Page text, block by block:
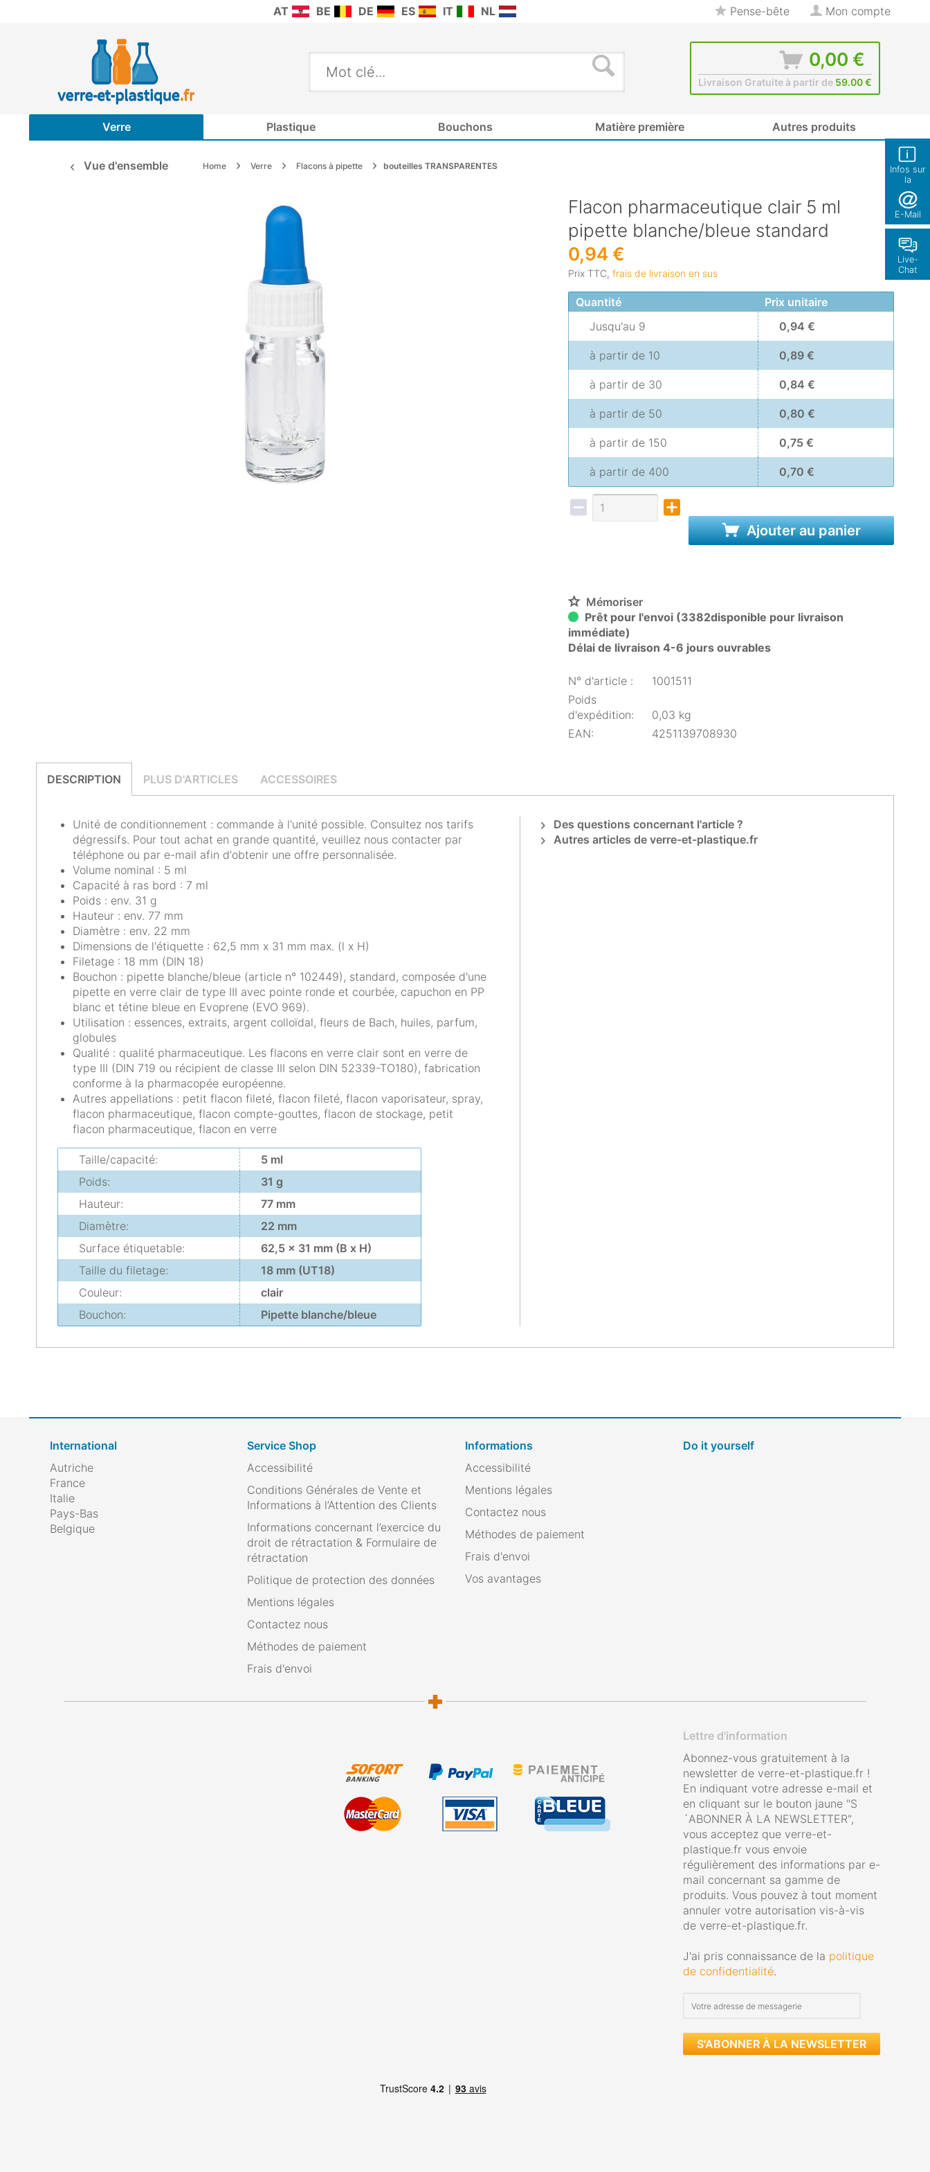
Infos sur
la
boutique
E-Mail
Live-
Chat
AT BE DE ES IT NL Pense-bête Mon compte
0,00 €
Livraison Gratuite à partir de 59.00 €
Verre Plastique Bouchons Matière première Autres produits
Vue d'ensemble Home Verre Flacons à pipette bouteilles TRANSPARENTES
Flacon pharmaceutique clair 5 ml
pipette blanche/bleue standard
0,94 €
Prix TTC, frais de livraison en sus
Quantité
Prix unitaire
Jusqu'au 9 0,94 €
à partir de 10 0,89 €
à partir de 30 0,84 €
à partir de 50 0,80 €
à partir de 150 0,75 €
à partir de 400 0,70 €
Ajouter au panier
Mémoriser
Prêt pour l'envoi (3382disponible pour livraison
immédiate)
Délai de livraison 4-6 jours ouvrables
N° d'article :
1001511
Poids
d'expédition:
0,03 kg
EAN:
4251139708930
DESCRIPTION PLUS D'ARTICLES ACCESSOIRES
Unité de conditionnement : commande à l'unité possible. Consultez nos tarifs
dégressifs. Pour tout achat en grande quantité, veuillez nous contacter par
téléphone ou par e-mail afin d'obtenir une offre personnalisée.
Volume nominal : 5 ml
Capacité à ras bord : 7 ml
Poids : env. 31 g
Hauteur : env. 77 mm
Diamètre : env. 22 mm
Dimensions de l'étiquette : 62,5 mm x 31 mm max. (l x H)
Filetage : 18 mm (DIN 18)
Bouchon : pipette blanche/bleue (article n° 102449), standard, composée d'une
pipette en verre clair de type III avec pointe ronde et courbée, capuchon en PP
blanc et tétine bleue en Evoprene (EVO 969).
Utilisation : essences, extraits, argent colloïdal, fleurs de Bach, huiles, parfum,
globules
Qualité : qualité pharmaceutique. Les flacons en verre clair sont en verre de
type III (DIN 719 ou récipient de classe III selon DIN 52339-TO180), fabrication
conforme à la pharmacopée européenne.
Autres appellations : petit flacon fileté, flacon fileté, flacon vaporisateur, spray,
flacon pharmaceutique, flacon compte-gouttes, flacon de stockage, petit
flacon pharmaceutique, flacon en verre
Taille/capacité:
5 ml
Poids:
31 g
Hauteur:
77 mm
Diamètre:
22 mm
Surface étiquetable:
62,5 x 31 mm (B x H)
Taille du filetage:
18 mm (UT18)
Couleur:
clair
Bouchon:
Pipette blanche/bleue
Des questions concernant l'article ?
Autres articles de verre-et-plastique.fr
International
Autriche
France
Italie
Pays-Bas
Belgique
Service Shop
Accessibilité
Conditions Générales de Vente et
Informations à l’Attention des Clients
Informations concernant l’exercice du
droit de rétractation & Formulaire de
rétractation
Politique de protection des données
Mentions légales
Contactez nous
Méthodes de paiement
Frais d'envoi
Informations
Accessibilité
Mentions légales
Contactez nous
Méthodes de paiement
Frais d'envoi
Vos avantages
Do it yourself
Lettre d'information
Abonnez-vous gratuitement à la
newsletter de verre-et-plastique.fr !
En indiquant votre adresse e-mail et
en cliquant sur le bouton jaune "S
´ABONNER À LA NEWSLETTER",
vous acceptez que verre-et-
plastique.fr vous envoie
régulièrement des informations par e-
mail concernant sa gamme de
produits. Vous pouvez à tout moment
annuler votre autorisation vis-à-vis
de verre-et-plastique.fr.
J'ai pris connaissance de la politique
de confidentialité.
S'ABONNER À LA NEWSLETTER